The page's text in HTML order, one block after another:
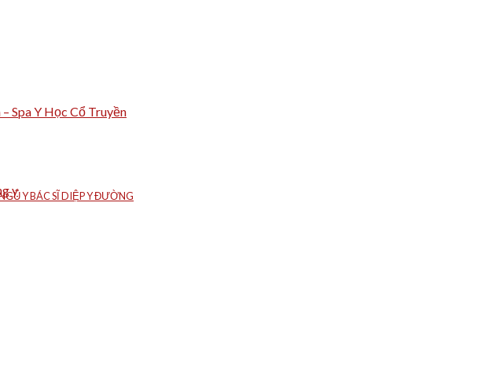
Y BÁC SĨ DIỆP Y ĐƯỜNG
Spa Y Học Cổ Truyền
y